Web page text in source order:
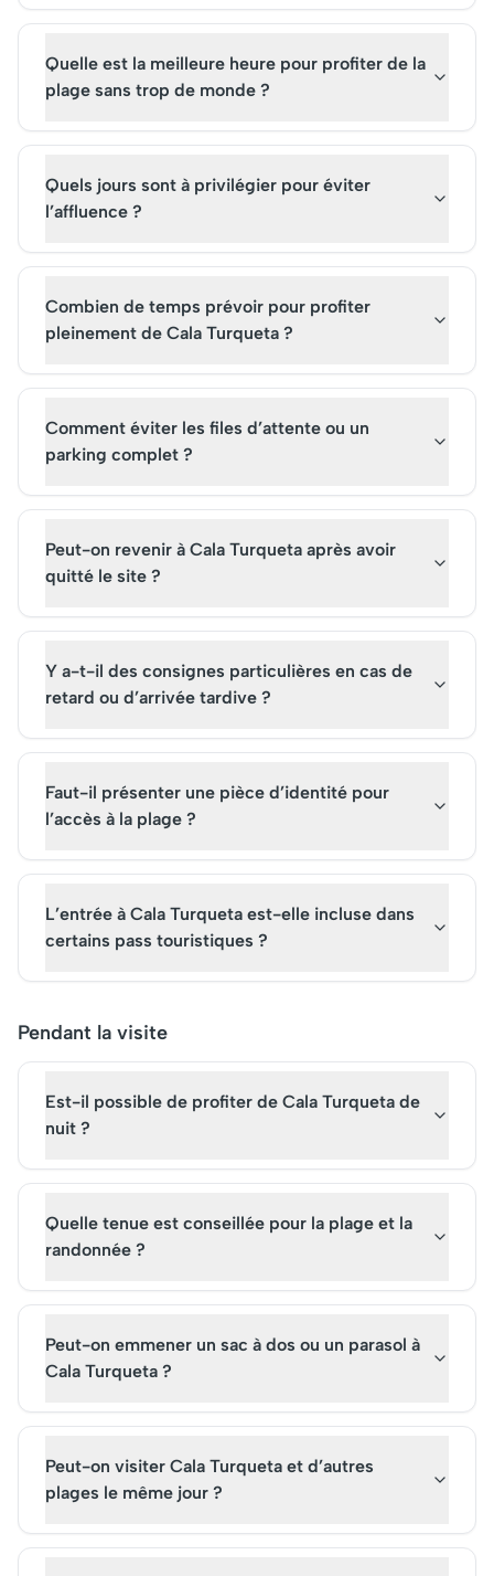
Quelle est la meilleure heure pour profiter de la
plage sans trop de monde ?
Quels jours sont à privilégier pour éviter
l’affluence ?
Combien de temps prévoir pour profiter
pleinement de Cala Turqueta ?
Comment éviter les files d’attente ou un
parking complet ?
Peut-on revenir à Cala Turqueta après avoir
quitté le site ?
Y a-t-il des consignes particulières en cas de
retard ou d’arrivée tardive ?
Faut-il présenter une pièce d’identité pour
l’accès à la plage ?
L’entrée à Cala Turqueta est-elle incluse dans
certains pass touristiques ?
Pendant la visite
Est-il possible de profiter de Cala Turqueta de
nuit ?
Quelle tenue est conseillée pour la plage et la
randonnée ?
Peut-on emmener un sac à dos ou un parasol à
Cala Turqueta ?
Peut-on visiter Cala Turqueta et d’autres
plages le même jour ?